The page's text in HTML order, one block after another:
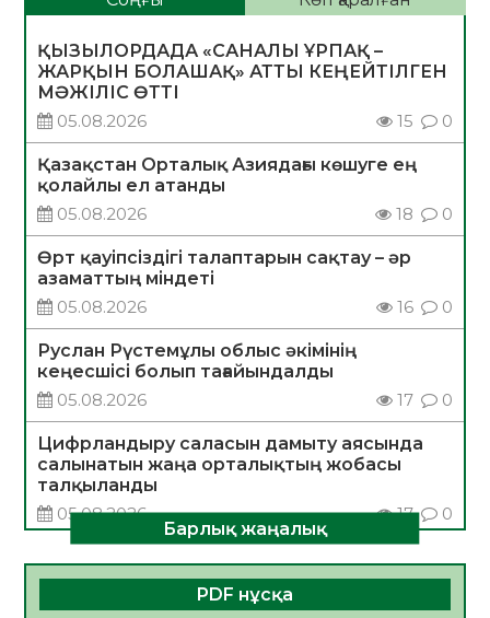
ҚЫЗЫЛОРДАДА «САНАЛЫ ҰРПАҚ –
ЖАРҚЫН БОЛАШАҚ» АТТЫ КЕҢЕЙТІЛГЕН
МӘЖІЛІС ӨТТІ
05.08.2026
15 0
Қазақстан Орталық Азиядағы көшуге ең
қолайлы ел атанды
05.08.2026
18 0
Өрт қауіпсіздігі талаптарын сақтау – әр
азаматтың міндеті
05.08.2026
16 0
Руслан Рүстемұлы облыс әкімінің
кеңесшісі болып тағайындалды
05.08.2026
17 0
Цифрландыру саласын дамыту аясында
салынатын жаңа орталықтың жобасы
талқыланды
05.08.2026
17 0
құралдарының таныстырылымы өтті
05.08.2026
17 0
Барлық жаңалық
PDF нұсқа